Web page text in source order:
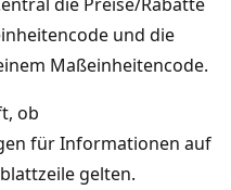
und die
Maßeinheitencode.
ob
für Informationen auf
gelten.